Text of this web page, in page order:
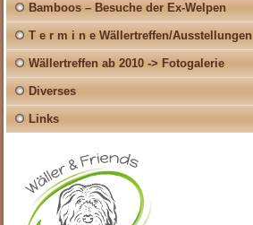
Bamboos – Besuche der Ex-Welpen
T e r m i n e Wällertreffen/Ausstellungen
Wällertreffen ab 2010 -> Fotogalerie
Diverses
Links